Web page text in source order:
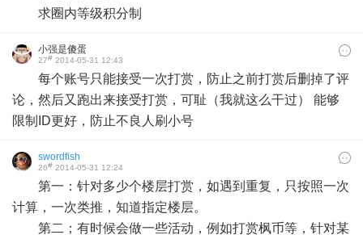
求圈内等级积分制
小强是傻蛋
27# 2014-05-31 12:43
每个账号只能接受一次打赏，防止之前打赏后删掉了评
论，然后又跑出来接受打赏，可耻（我就这么干过） 能够
限制ID更好，防止不良人刷小号
swordfish
26# 2014-05-31 12:24
第一：针对多少个楼层打赏，如遇到重复，只按照一次
计算，一次类推，知道指定楼层。
第二；有时候会做一些活动，例如打赏枫币等，针对某